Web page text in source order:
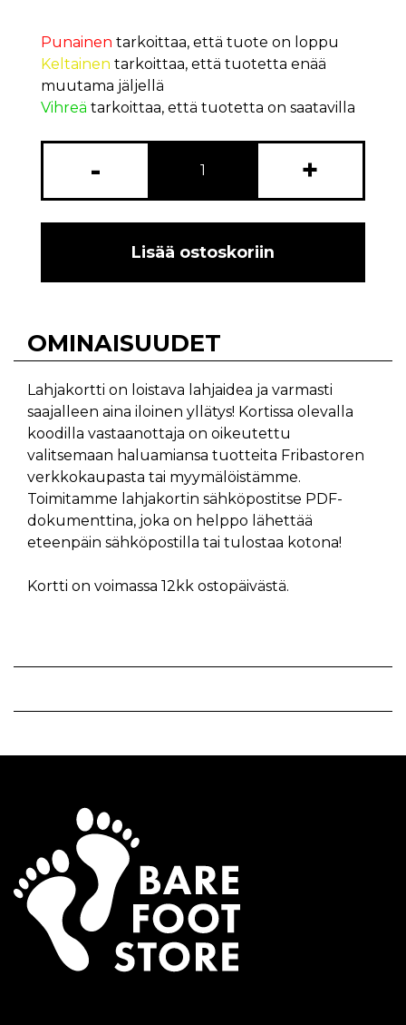
Punainen tarkoittaa, että tuote on loppu
Keltainen tarkoittaa, että tuotetta enää
muutama jäljellä
Vihreä tarkoittaa, että tuotetta on saatavilla
- +
Lisää ostoskoriin
OMINAISUUDET
Lahjakortti on loistava lahjaidea ja varmasti
saajalleen aina iloinen yllätys! Kortissa olevalla
koodilla vastaanottaja on oikeutettu
valitsemaan haluamiansa tuotteita Fribastoren
verkkokaupasta tai myymälöistämme.
Toimitamme lahjakortin sähköpostitse PDF-
dokumenttina, joka on helppo lähettää
eteenpäin sähköpostilla tai tulostaa kotona!
Kortti on voimassa 12kk ostopäivästä.